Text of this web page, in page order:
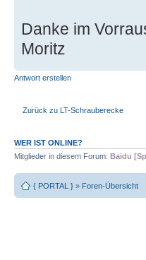
Danke im
Moritz
Antwort erstellen
Zurück zu LT-Schrauberecke
WER IST ONLINE?
Mitglieder in diesem Forum: Baidu
{ PORTAL } » Foren-Übersicht